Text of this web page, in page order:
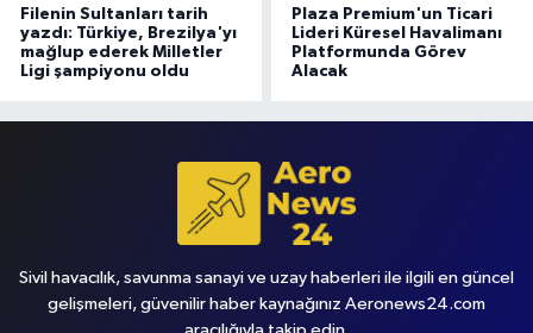
Filenin Sultanları tarih
yazdı: Türkiye, Brezilya'yı
mağlup ederek Milletler
Ligi şampiyonu oldu
Plaza Premium'un Ticari
Lideri Küresel Havalimanı
Platformunda Görev
Alacak
Sivil havacılık, savunma sanayi ve uzay haberleri ile ilgili en güncel
gelişmeleri, güvenilir haber kaynağınız Aeronews24.com